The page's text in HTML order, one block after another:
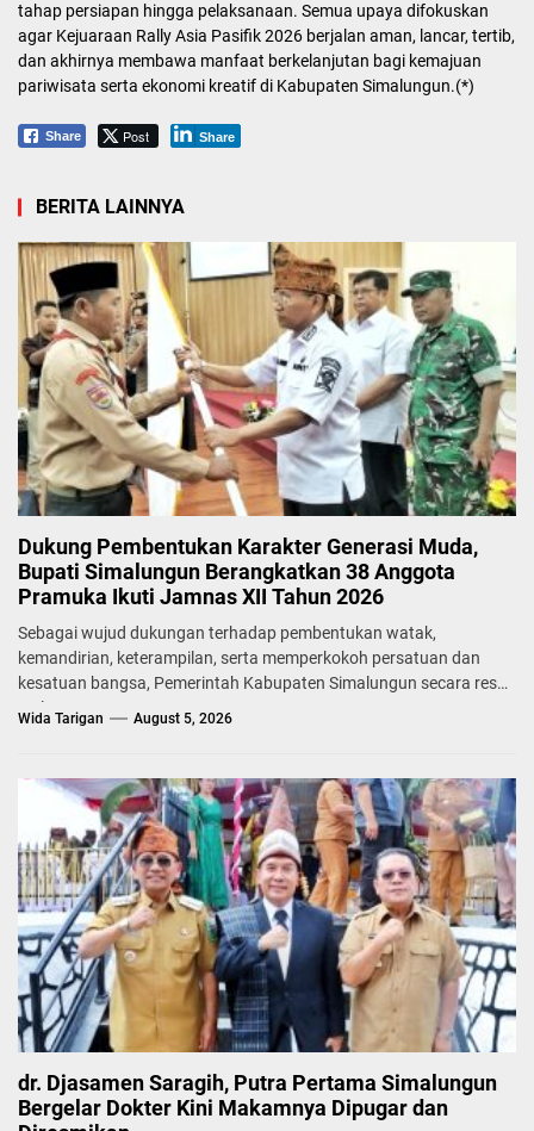
tahap persiapan hingga pelaksanaan. Semua upaya difokuskan
agar Kejuaraan Rally Asia Pasifik 2026 berjalan aman, lancar, tertib,
dan akhirnya membawa manfaat berkelanjutan bagi kemajuan
pariwisata serta ekonomi kreatif di Kabupaten Simalungun.(*)
Share Post Share
BERITA LAINNYA
Dukung Pembentukan Karakter Generasi Muda,
Bupati Simalungun Berangkatkan 38 Anggota
Pramuka Ikuti Jamnas XII Tahun 2026
Sebagai wujud dukungan terhadap pembentukan watak,
kemandirian, keterampilan, serta memperkokoh persatuan dan
kesatuan bangsa, Pemerintah Kabupaten Simalungun secara resmi
melepas...
Wida Tarigan August 5, 2026
dr. Djasamen Saragih, Putra Pertama Simalungun
Bergelar Dokter Kini Makamnya Dipugar dan